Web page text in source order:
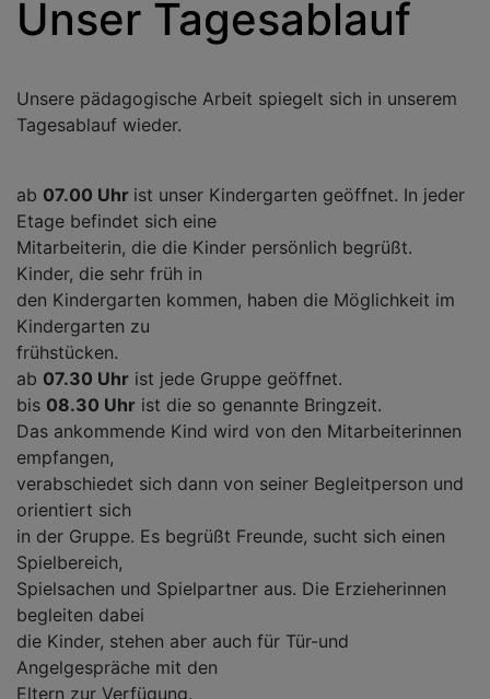
Unser Tagesablauf
Unsere pädagogische Arbeit spiegelt sich in unserem
Tagesablauf wieder.
ab 07.00 Uhr ist unser Kindergarten geöffnet. In jeder
Etage befindet sich eine
Mitarbeiterin, die die Kinder persönlich begrüßt.
Kinder, die sehr früh in
den Kindergarten kommen, haben die Möglichkeit im
Kindergarten zu
frühstücken.
ab 07.30 Uhr ist jede Gruppe geöffnet.
bis 08.30 Uhr ist die so genannte Bringzeit.
Das ankommende Kind wird von den Mitarbeiterinnen
empfangen,
verabschiedet sich dann von seiner Begleitperson und
orientiert sich
in der Gruppe. Es begrüßt Freunde, sucht sich einen
Spielbereich,
Spielsachen und Spielpartner aus. Die Erzieherinnen
begleiten dabei
die Kinder, stehen aber auch für Tür-und
Angelgespräche mit den
Eltern zur Verfügung.